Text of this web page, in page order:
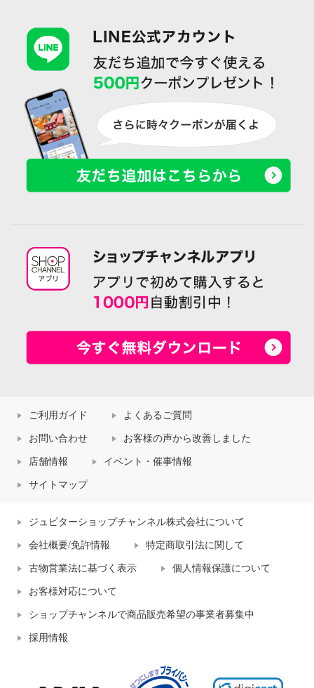
ご利用ガイド よくあるご質問
お問い合わせ お客様の声から改善しました
店舗情報 イベント・催事情報
サイトマップ
ジュピターショップチャンネル株式会社について
会社概要/免許情報 特定商取引法に関して
古物営業法に基づく表示 個人情報保護について
お客様対応について
ショップチャンネルで商品販売希望の事業者募集中
採用情報